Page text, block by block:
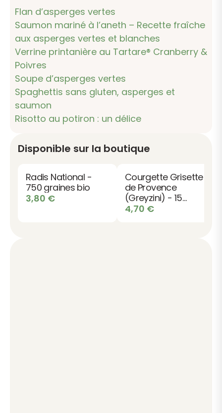
Flan d’asperges vertes
Saumon mariné à l’aneth – Recette fraîche
aux asperges vertes et blanches
Verrine printanière au Tartare® Cranberry &
Poivres
Soupe d’asperges vertes
Spaghettis sans gluten, asperges et
saumon
Risotto au potiron : un délice
Disponible sur la boutique
Radis National -
750 graines bio
3,80 €
Courgette Grisette
de Provence
(Greyzini) - 15
graines bio
4,70 €